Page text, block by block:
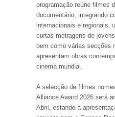
programação reúne filmes
documentário, integrando
internacionais e regionais,
curtas-metragens de
bem como várias secções
apresentam obras
cinema mundial.
A selecção de filmes
Alliance Award 2026 será
Abril, estando a